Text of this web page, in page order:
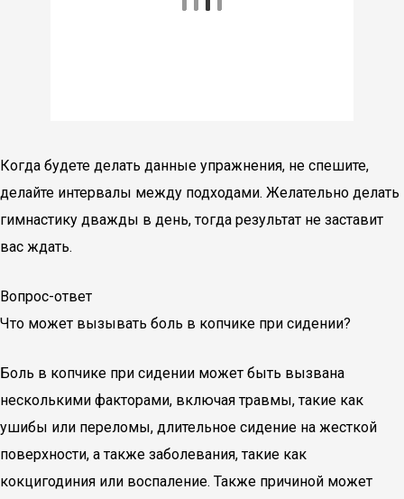
Когда будете делать данные упражнения, не спешите,
делайте интервалы между подходами. Желательно делать
гимнастику дважды в день, тогда результат не заставит
вас ждать.
Вопрос-ответ
Что может вызывать боль в копчике при сидении?
Боль в копчике при сидении может быть вызвана
несколькими факторами, включая травмы, такие как
ушибы или переломы, длительное сидение на жесткой
поверхности, а также заболевания, такие как
кокцигодиния или воспаление. Также причиной может